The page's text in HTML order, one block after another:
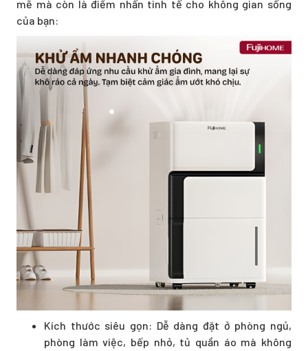
mẽ mà còn là điểm nhấn tinh tế cho không gian sống
của bạn:
Kích thước siêu gọn: Dễ dàng đặt ở phòng ngủ,
phòng làm việc, bếp nhỏ, tủ quần áo mà không